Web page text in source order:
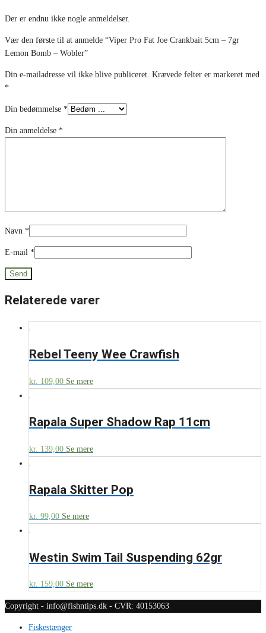
Der er endnu ikke nogle anmeldelser.
Vær den første til at anmelde “Viper Pro Fat Joe Crankbait 5cm – 7gr
Lemon Bomb – Wobler”
Din e-mailadresse vil ikke blive publiceret. Krævede felter er markeret med
*
Din bedømmelse *
Din anmeldelse *
Navn *
E-mail *
Relaterede varer
Rebel Teeny Wee Crawfish
kr. 109,00 Se mere
Rapala Super Shadow Rap 11cm
kr. 139,00 Se mere
Rapala Skitter Pop
kr. 99,00 Se mere
Westin Swim Tail Suspending 62gr
kr. 159,00 Se mere
Copyright - info@fishntips.dk - CVR: 40153063
Fiskestænger